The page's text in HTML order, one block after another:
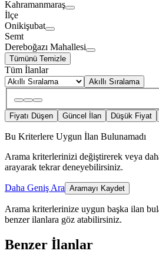
Kahramanmaraş
İlçe
Onikişubat
Semt
Dereboğazı Mahallesi
Tümünü Temizle
Tüm İlanlar
Akıllı Sıralama
Fiyatı Düşen Güncel İlan Düşük Fiyat
Bu Kriterlere Uygun İlan Bulunamadı
Arama kriterlerinizi değiştirerek veya
arayarak tekrar deneyebilirsiniz.
Daha Geniş Ara Aramayı Kaydet
Arama kriterlerinize uygun başka ilan
benzer ilanlara göz atabilirsiniz.
Benzer İlanlar